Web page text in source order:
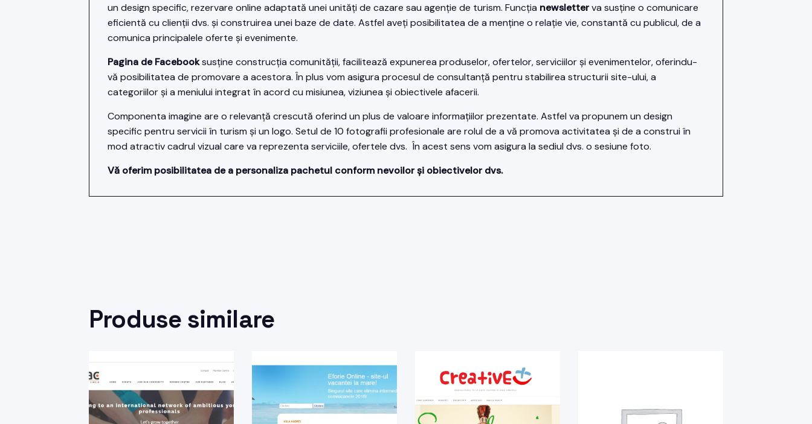
un design specific, rezervare online adaptată unei unități de cazare sau agenție de turism. Funcția newsletterva susține o comunicare
eficientă cu clienții dvs. și construirea unei baze de date. Astfel aveți posibilitatea de a menține o relație vie, constantă cu publicul, de a
comunica principalele oferte și evenimente.
Pagina de Facebooksusține construcția comunității, facilitează expunerea produselor, ofertelor, serviciilor și evenimentelor, oferindu-
vă posibilitatea de promovare a acestora. În plus vom asigura procesul de consultanță pentru stabilirea structurii site-ului, a
categoriilor și a meniului integrat în acord cu misiunea, viziunea și obiectivele afacerii.
Componenta imagine are o relevanță crescută oferind un plus de valoare informațiilor prezentate. Astfel va propunem un design
specific pentru servicii în turism și un logo. Setul de 10 fotografii profesionale are rolul de a vă promova activitatea și de a construi în
mod atractiv cadrul vizual care va reprezenta serviciile, ofertele dvs. În acest sens vom asigura la sediul dvs. o sesiune foto.
Vă oferim posibilitatea de a personaliza pachetul conform nevoilor și obiectivelor dvs.
Produse similare